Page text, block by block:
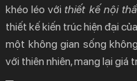
khéo léo với thiết kế nội
thiết kế kiến trúc hiện đại
một không gian sống
với thiên nhiên, mang lại giá